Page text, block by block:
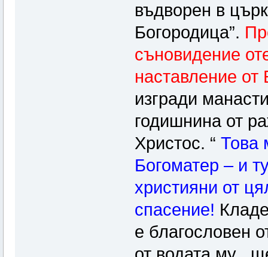
въдворен в
Богородица”.
съновидение
наставление
изгради
годишнина от
Христос. “ Това
Богоматер – и
християни от
спасение!
е благословен